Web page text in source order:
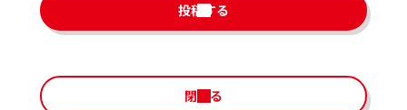
投稿する
閉じる